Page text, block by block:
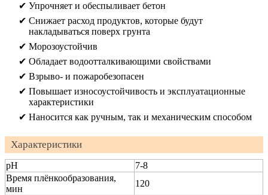
Упрочняет и обеспыливает бетон
Снижает расход продуктов, которые будут
накладываться поверх грунта
Морозоустойчив
Обладает водоотталкивающими свойствами
Взрыво- и пожаробезопасен
Повышает износоустойчивость и эксплуатационные
характеристики
Наносится как ручным, так и механическим способом
Характеристики
pH
7-8
Время плёнкообразования,
мин
120